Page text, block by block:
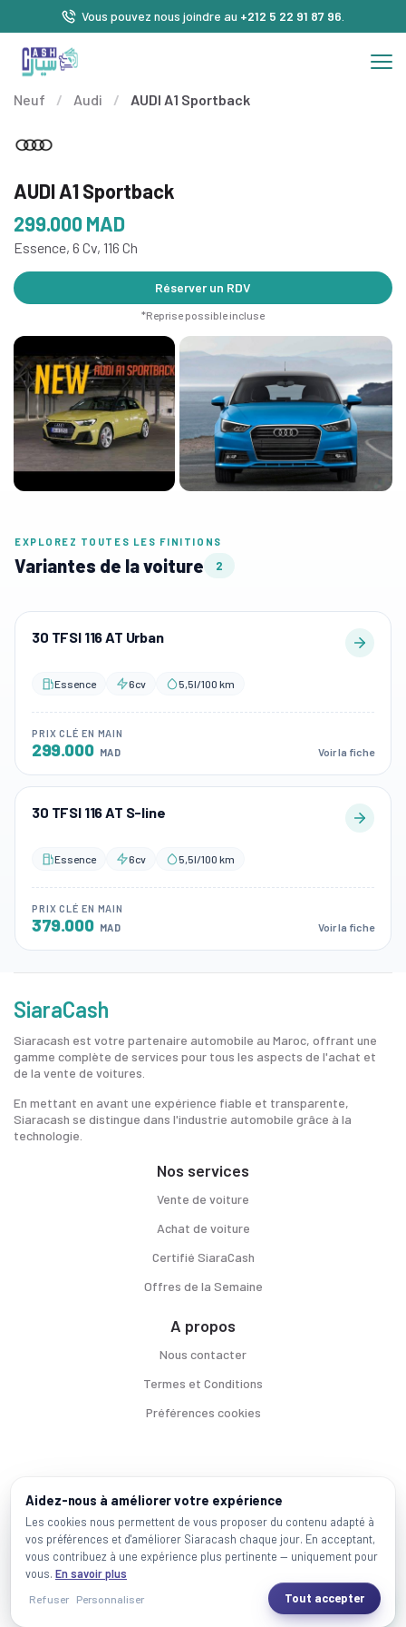
Vous pouvez nous joindre au +212 5 22 91 87 96
Neuf / Audi / AUDI A1 Sportback
AUDI A1 Sportback
299.000MAD
Essence, 6 Cv, 116 Ch
Réserver un RDV
*Reprise possible incluse
EXPLOREZ TOUTES LES FINITIONS
Variantes de la voiture 2
30 TFSI 116 AT Urban
Essence 6cv 5,5l/100 km
PRIX CLÉ EN MAIN
299.000 MAD Voir la fiche
30 TFSI 116 AT S-line
Essence 6cv 5,5l/100 km
PRIX CLÉ EN MAIN
379.000 MAD Voir la fiche
SiaraCash
Siaracash est votre partenaire automobile au Maroc, offrant une
gamme complète de services pour tous les aspects de l'achat et
de la vente de voitures.
En mettant en avant une expérience fiable et transparente,
Siaracash se distingue dans l'industrie automobile grâce à la
technologie.
Nos services
Vente de voiture
Achat de voiture
Certifié SiaraCash
Offres de la Semaine
A propos
Nous contacter
Termes et Conditions
Préférences cookies
Voitures par ville
Casablanca | | Mohammadia |Salé | |
Marques populaires
Mercedes| |Volkswagen Renault Toyota Peugeot
2026 SiaraCash - Tous les droits sont réservés
Aidez-nous à améliorer votre expérience
Les cookies nous permettent de vous proposer du contenu adapté à
vos préférences et d'améliorer Siaracash chaque jour. En acceptant,
vous contribuez à une expérience plus pertinente — uniquement pour
vous. En savoir plus
Refuser Personnaliser Tout accepter